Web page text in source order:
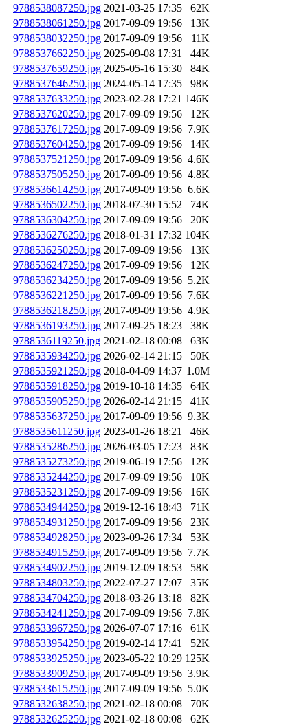
9788538087250.jpg 2021-03-25 17:35
62K
9788538061250.jpg 2017-09-09 19:56
13K
9788538032250.jpg 2017-09-09 19:56
11K
9788537662250.jpg 2025-09-08 17:31
44K
9788537659250.jpg 2025-05-16 15:30
84K
9788537646250.jpg 2024-05-14 17:35
98K
9788537633250.jpg 2023-02-28 17:21 146K
9788537620250.jpg 2017-09-09 19:56
12K
9788537617250.jpg 2017-09-09 19:56 7.9K
9788537604250.jpg 2017-09-09 19:56
14K
9788537521250.jpg 2017-09-09 19:56 4.6K
9788537505250.jpg 2017-09-09 19:56 4.8K
9788536614250.jpg 2017-09-09 19:56 6.6K
9788536502250.jpg 2018-07-30 15:52
74K
9788536304250.jpg 2017-09-09 19:56
20K
9788536276250.jpg 2018-01-31 17:32 104K
9788536250250.jpg 2017-09-09 19:56
13K
9788536247250.jpg 2017-09-09 19:56
12K
9788536234250.jpg 2017-09-09 19:56 5.2K
9788536221250.jpg 2017-09-09 19:56 7.6K
9788536218250.jpg 2017-09-09 19:56 4.9K
9788536193250.jpg 2017-09-25 18:23
38K
9788536119250.jpg 2021-02-18 00:08
63K
9788535934250.jpg 2026-02-14 21:15
50K
9788535921250.jpg 2018-04-09 14:37 1.0M
9788535918250.jpg 2019-10-18 14:35
64K
9788535905250.jpg 2026-02-14 21:15
41K
9788535637250.jpg 2017-09-09 19:56 9.3K
9788535611250.jpg 2023-01-26 18:21
46K
9788535286250.jpg 2026-03-05 17:23
83K
9788535273250.jpg 2019-06-19 17:56
12K
9788535244250.jpg 2017-09-09 19:56
10K
9788535231250.jpg 2017-09-09 19:56
16K
9788534944250.jpg 2019-12-16 18:43
71K
9788534931250.jpg 2017-09-09 19:56
23K
9788534928250.jpg 2023-09-26 17:34
53K
9788534915250.jpg 2017-09-09 19:56 7.7K
9788534902250.jpg 2019-12-09 18:53
58K
9788534803250.jpg 2022-07-27 17:07
35K
9788534704250.jpg 2018-03-26 13:18
82K
9788534241250.jpg 2017-09-09 19:56 7.8K
9788533967250.jpg 2026-07-07 17:16
61K
9788533954250.jpg 2019-02-14 17:41
52K
9788533925250.jpg 2023-05-22 10:29 125K
9788533909250.jpg 2017-09-09 19:56 3.9K
9788533615250.jpg 2017-09-09 19:56 5.0K
9788532638250.jpg 2021-02-18 00:08
70K
9788532625250.jpg 2021-02-18 00:08
62K